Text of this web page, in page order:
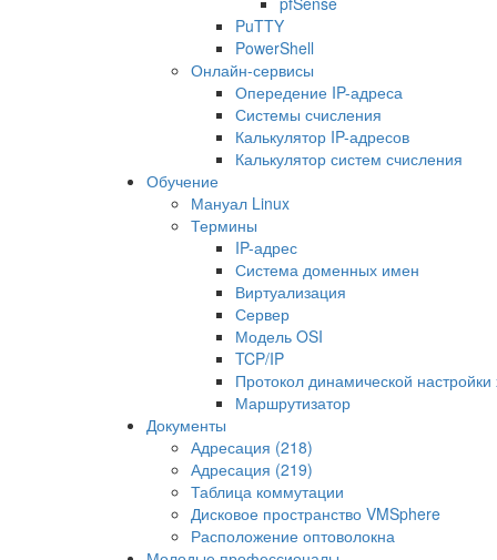
PuTTY
PowerShell
Онлайн-сервисы
Опередение IP-адреса
Системы счисления
Калькулятор IP-адресов
Калькулятор систем счисления
Обучение
Мануал Linux
Термины
IP-адрес
Система доменных имен
Виртуализация
Сервер
Модель OSI
TCP/IP
Протокол динамической настройки
Маршрутизатор
Документы
Адресация (218)
Адресация (219)
Таблица коммутации
Дисковое пространство VMSphere
Расположение оптоволокна